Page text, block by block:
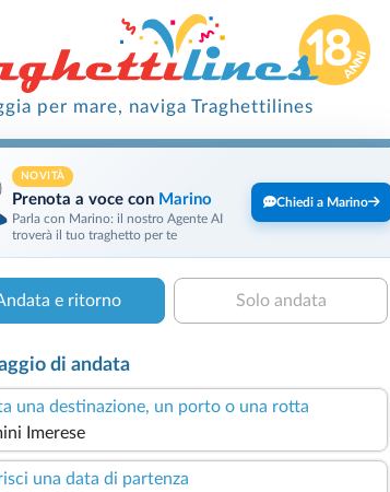
per mare, naviga Traghettilines
NOVITÀ
Prenota a voce con Marino
Parla con Marino: il nostro Agente AI
troverà il tuo traghetto per te
Chiedi a Marino
e ritorno Solo andata
di andata
una destinazione, un porto o una rotta
una data di partenza